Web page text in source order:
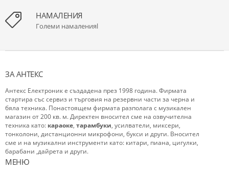
НАМАЛЕНИЯ
Големи намаленияl
ЗА АНТЕКС
Антекс Електроник е създадена през 1998 година. Фирмата
стартира със сервиз и търговия на резервни части за черна и
бяла техника. Понастоящем фирмата разполага с музикален
магазин от 200 кв. м. Директен вносител сме на озвучителна
техника като: караоке, тарамбуки, усилватели, миксери,
тонколони, дистанционни микрофони, букси и други. Вносител
сме и на музикални инструменти като: китари, пиана, цигулки,
барабани ,дайрета и други.
МЕНЮ